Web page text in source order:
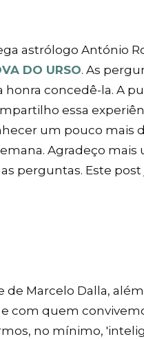
astrólogo António
DO URSO. As
concedê-la. A
essa
um pouco mais
Agradeço mais
perguntas. Este post
Marcelo Dalla,
com quem
no mínimo,